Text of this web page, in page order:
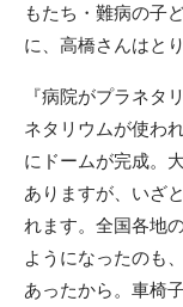
もたち・難病の子
に、高橋さんはと
『病院がプラネタ
ネタリウムが使わ
にドームが完成。
ありますが、いざ
れます。全国各地
ようになったのも
あったから。車椅